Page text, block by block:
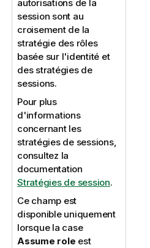
autorisations de la
session sont au
croisement de la
stratégie des rôles
basée sur l'identité et
des stratégies de
sessions.
Pour plus
d'informations
concernant les
stratégies de sessions,
consultez la
documentation
Stratégies de session.
Ce champ est
disponible uniquement
lorsque la case
Assume role est